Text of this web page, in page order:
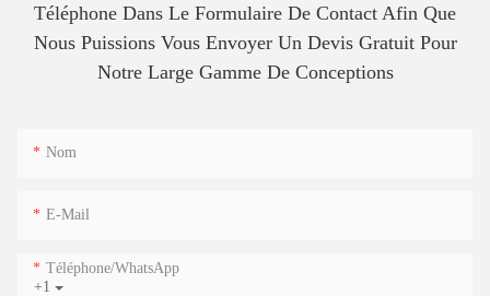
Téléphone Dans Le Formulaire De Contact Afin Que
Nous Puissions Vous Envoyer Un Devis Gratuit Pour
Notre Large Gamme De Conceptions
Nom
E-Mail
+1
Téléphone/WhatsApp